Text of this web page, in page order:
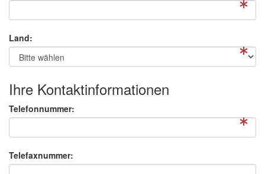
Land:
Ihre Kontaktinformationen
Telefonnummer:
Telefaxnummer: